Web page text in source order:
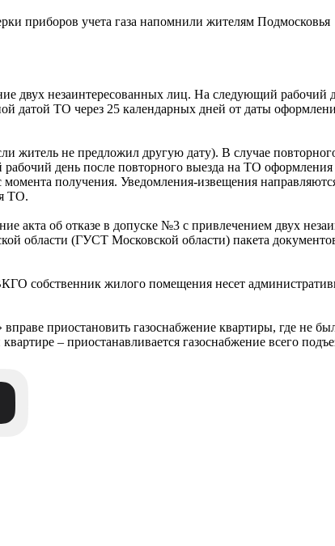
двух незаинтересованных лиц. На следующий рабочий
датой ТО через 25 календарных дней от даты
не предложил другую дату). В случае
день после повторного выезда на ТО
получения. Уведомления-извещения
ТО.
акта об отказе в допуске №3 с привлечением двух
области (ГУСТ Московской области) пакета
собственник жилого помещения несет
приостановить газоснабжение квартиры, где не
– приостанавливается газоснабжение всего